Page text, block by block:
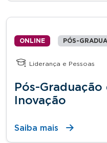
ONLINE PÓS-
Liderança e Pessoas
Pós-
Inovação
Saiba mais